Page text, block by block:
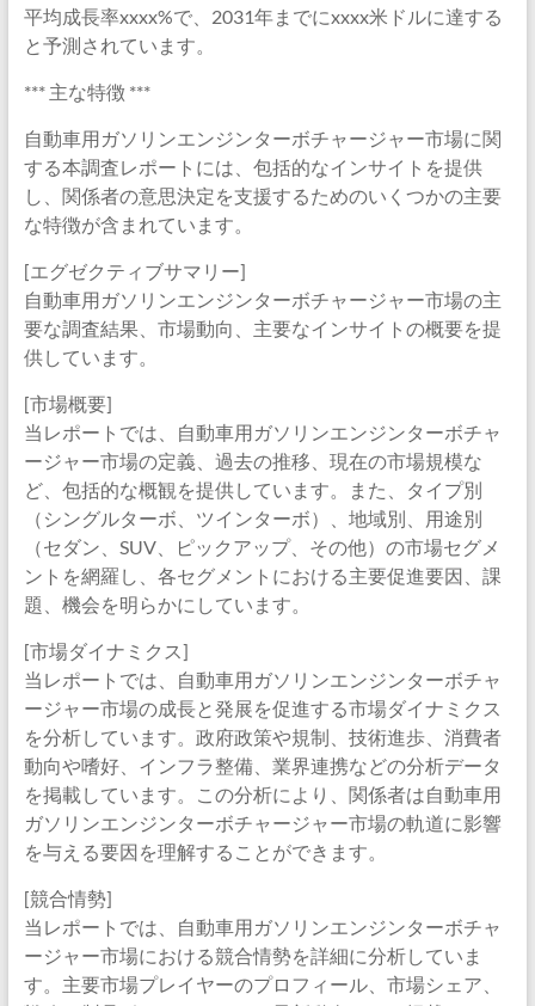
平均成長率xxxx%で、2031年までにxxxx米ドルに達する
と予測されています。
*** 主な特徴 ***
自動車用ガソリンエンジンターボチャージャー市場に関
する本調査レポートには、包括的なインサイトを提供
し、関係者の意思決定を支援するためのいくつかの主要
な特徴が含まれています。
[エグゼクティブサマリー]
自動車用ガソリンエンジンターボチャージャー市場の主
要な調査結果、市場動向、主要なインサイトの概要を提
供しています。
[市場概要]
当レポートでは、自動車用ガソリンエンジンターボチャ
ージャー市場の定義、過去の推移、現在の市場規模な
ど、包括的な概観を提供しています。また、タイプ別
（シングルターボ、ツインターボ）、地域別、用途別
（セダン、SUV、ピックアップ、その他）の市場セグメ
ントを網羅し、各セグメントにおける主要促進要因、課
題、機会を明らかにしています。
[市場ダイナミクス]
当レポートでは、自動車用ガソリンエンジンターボチャ
ージャー市場の成長と発展を促進する市場ダイナミクス
を分析しています。政府政策や規制、技術進歩、消費者
動向や嗜好、インフラ整備、業界連携などの分析データ
を掲載しています。この分析により、関係者は自動車用
ガソリンエンジンターボチャージャー市場の軌道に影響
を与える要因を理解することができます。
[競合情勢]
当レポートでは、自動車用ガソリンエンジンターボチャ
ージャー市場における競合情勢を詳細に分析していま
す。主要市場プレイヤーのプロフィール、市場シェア、